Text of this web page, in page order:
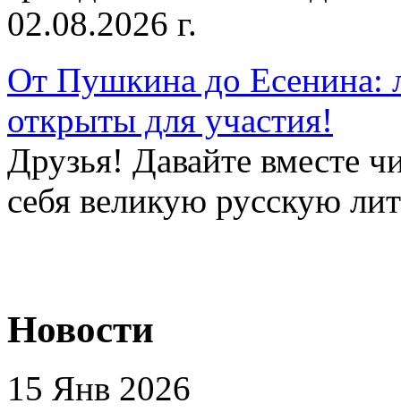
02.08.2026 г.
От Пушкина до Есенина:
открыты для участия!
Друзья! Давайте вместе
себя великую русскую
Новости
15 Янв 2026